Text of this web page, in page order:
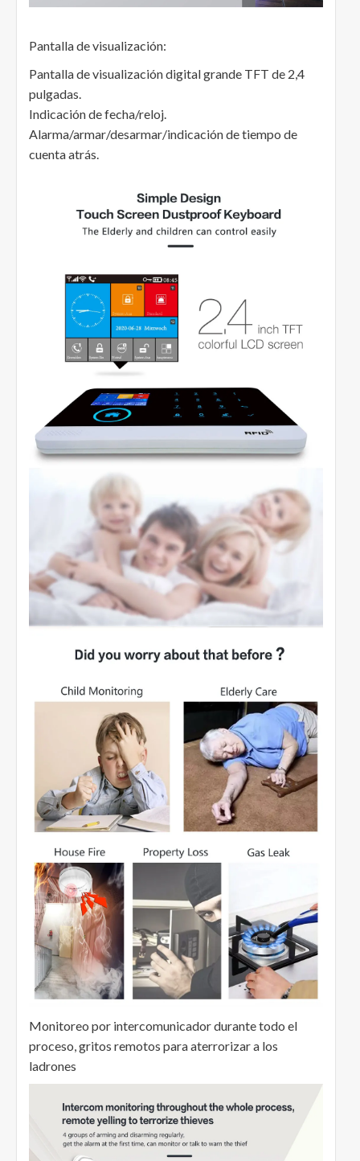
Pantalla de visualización:
Pantalla de visualización digital grande TFT de 2,4
pulgadas.
Indicación de fecha/reloj.
Alarma/armar/desarmar/indicación de tiempo de
cuenta atrás.
Monitoreo por intercomunicador durante todo el
proceso, gritos remotos para aterrorizar a los
ladrones